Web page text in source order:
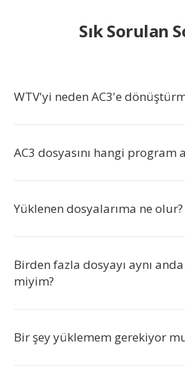
Sık Sorulan
WTV'yi neden AC3'e
AC3 dosyasını hangi program
Yüklenen dosyalarıma ne olur?
Birden fazla dosyayı aynı
miyim?
Bir şey yüklemem gerekiyor